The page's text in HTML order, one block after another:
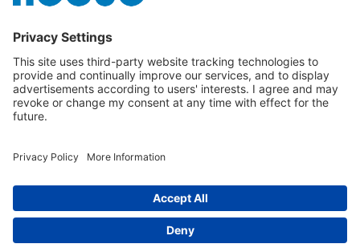
base de
carregamento
para o Nivel
laser de Linhas
M4 da hedue.
Preço de varejo
Saiba mais
sobre nós|Política de privacidade